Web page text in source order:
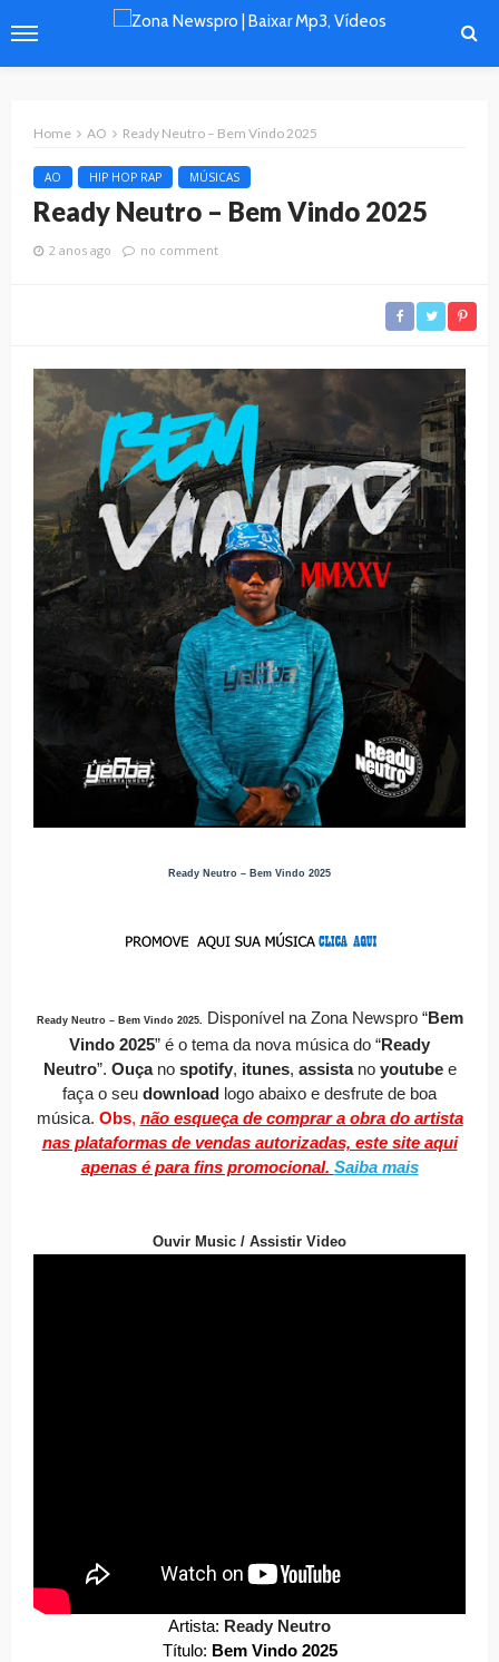
Home AO Ready Neutro – Bem Vindo 2025
AO HIP HOP RAP MÚSICAS
Ready Neutro – Bem Vindo 2025
2 anos ago no comment
Ready Neutro – Bem Vindo 2025
Ready Neutro – Bem Vindo 2025. Disponível na Zona Newspro “Bem
Vindo 2025” é o tema da nova música do “Ready
Neutro”. Ouçano spotify, itunes, assistano youtube e
faça o seu download logo abaixo e desfrute de boa
música. Obs, não esqueça de comprar a obra do artista
nas plataformas de vendas autorizadas, este site aqui
apenas é para fins promocional. Saiba mais
Ouvir Music / Assistir Video
Artista: Ready Neutro
Título: Bem Vindo 2025